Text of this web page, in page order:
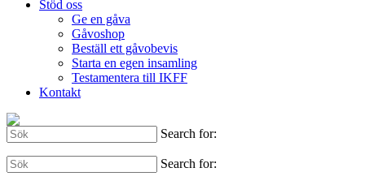
Stöd oss
Ge en gåva
Gåvoshop
Beställ ett gåvobevis
Starta en egen insamling
Testamentera till IKFF
Kontakt
Search for:
Search for: